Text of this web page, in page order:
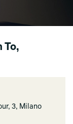
To,
3, Milano